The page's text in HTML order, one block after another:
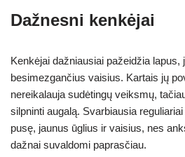
Dažnesni kenkėjai
Kenkėjai dažniausiai pažeidžia lapus,
besimezgančius vaisius. Kartais jų
nereikalauja sudėtingų veiksmų,
silpninti augalą. Svarbiausia
pusę, jaunus ūglius ir vaisius, nes
dažnai suvaldomi paprasčiau.